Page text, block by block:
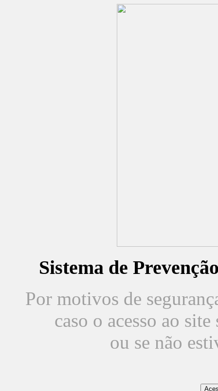
Sistema de
Por motivos de
caso o acesso ao
ou se não